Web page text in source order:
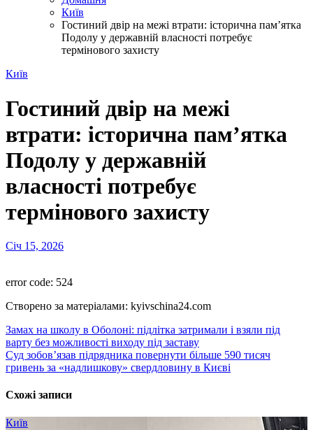
Київ
Гостиний двір на межі втрати: історична пам’ятка
Подолу у державній власності потребує
термінового захисту
Київ
Гостиний двір на межі
втрати: історична пам’ятка
Подолу у державній
власності потребує
термінового захисту
Січ 15, 2026
error code: 524
Створено за матеріалами: kyivschina24.com
Навігація
записів
Замах на школу в Оболоні: підлітка затримали і взяли під
варту без можливості виходу під заставу
Суд зобов’язав підрядника повернути більше 590 тисяч
гривень за «надлишкову» свердловину в Києві
Схожі записи
Київ